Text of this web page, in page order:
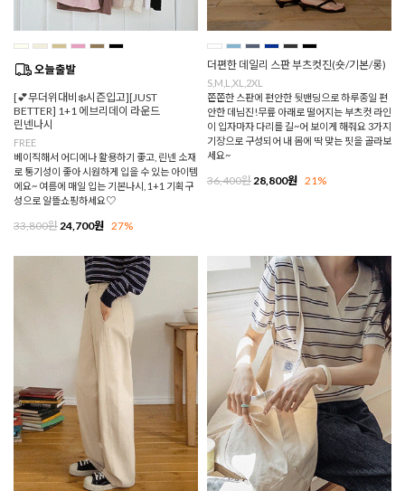
[💕무더위대비❄️시즌입고][JUST
BETTER] 1+1 에브리데이 라운드
린넨나시
FREE
베이직해서 어디에나 활용하기 좋고, 린넨 소재
로 통기성이 좋아 시원하게 입을 수 있는 아이템
에요~ 여름에 매일 입는 기본나시, 1+1 기획구
성으로 알뜰쇼핑하세요♡
33,800원 24,700원 27%
더편한 데일리 스판 부츠컷진(숏/기본/롱)
S,M,L,XL,2XL
쫀쫀한 스판에 편안한 뒷밴딩으로 하루종일 편
안한 데님진!무릎 아래로 떨어지는 부츠컷 라인
이 입자마자 다리를 길~어 보이게 해줘요 3가지
기장으로 구성되어 내 몸에 딱 맞는 핏을 골라보
세요~
36,400원 28,800원 21%